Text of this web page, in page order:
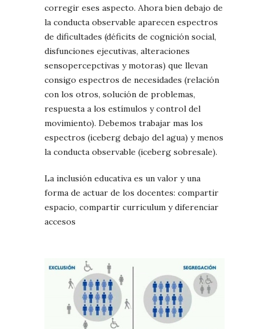
corregir eses aspecto. Ahora bien debajo de
la conducta observable aparecen espectros
de dificultades (déficits de cognición social,
disfunciones ejecutivas, alteraciones
sensopercepctivas y motoras) que llevan
consigo espectros de necesidades (relación
con los otros, solución de problemas,
respuesta a los estímulos y control del
movimiento). Debemos trabajar mas los
espectros (iceberg debajo del agua) y menos
la conducta observable (iceberg sobresale).
La inclusión educativa es un valor y una
forma de actuar de los docentes: compartir
espacio, compartir curriculum y diferenciar
accesos